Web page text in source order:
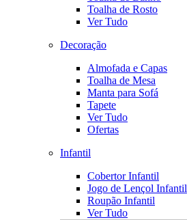
Toalha de Rosto
Ver Tudo
Decoração
Almofada e Capas
Toalha de Mesa
Manta para Sofá
Tapete
Ver Tudo
Ofertas
Infantil
Cobertor Infantil
Jogo de Lençol Infantil
Roupão Infantil
Ver Tudo